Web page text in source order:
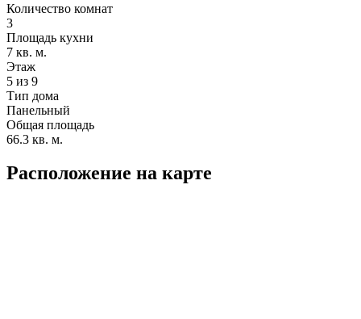
Количество комнат
3
Площадь кухни
7 кв. м.
Этаж
5 из 9
Тип дома
Панельный
Общая площадь
66.3 кв. м.
Расположение на карте